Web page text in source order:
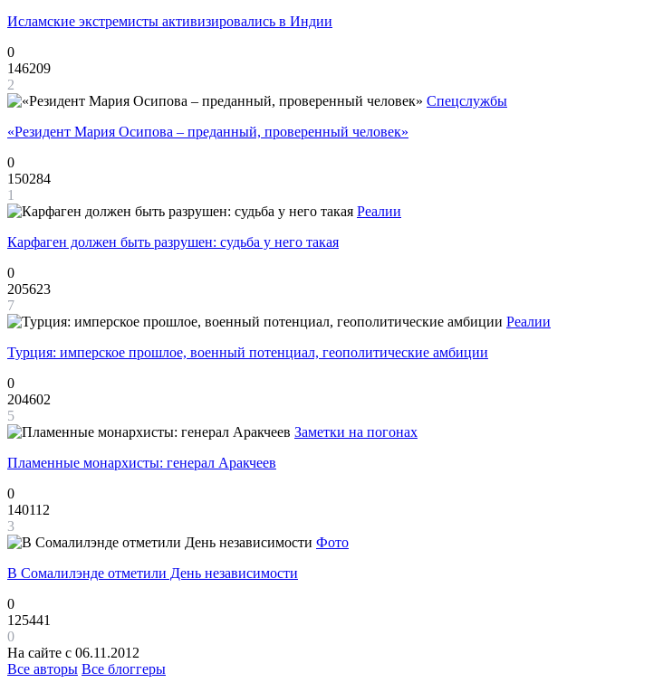
Исламские экстремисты активизировались в Индии
0
146209
2
Спецслужбы
«Резидент Мария Осипова – преданный, проверенный человек»
0
150284
1
Реалии
Карфаген должен быть разрушен: судьба у него такая
0
205623
7
Реалии
Турция: имперское прошлое, военный потенциал, геополитические амбиции
0
204602
5
Заметки на погонах
Пламенные монархисты: генерал Аракчеев
0
140112
3
Фото
В Сомалилэнде отметили День независимости
0
125441
0
На сайте с 06.11.2012
Все авторы Все блоггеры